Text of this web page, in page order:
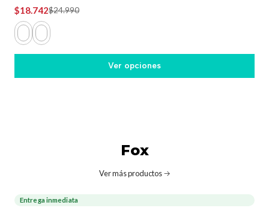
$18.742$24.990
Ver opciones
Fox
Ver más productos
-31%
Entrega inmediata